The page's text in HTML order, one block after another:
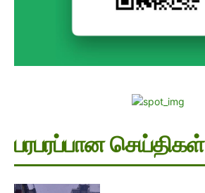
பரபரப்பான செய்திகள்